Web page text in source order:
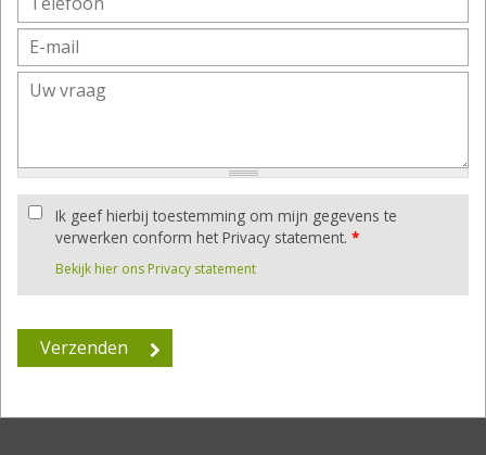
Ik geef hierbij toestemming om mijn gegevens te
verwerken conform het Privacy statement. *
Bekijk hier ons Privacy statement